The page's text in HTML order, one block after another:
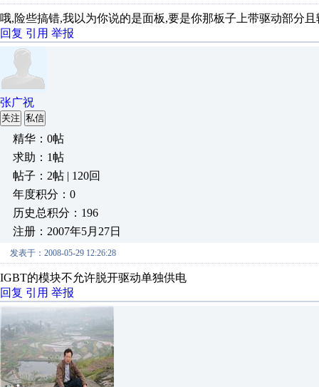
哦,险些搞错,我以为你说的是面板,要是你那板子上带驱动部分
回复 引用 举报
张广祝
关注 私信
精华：0帖
求助：1帖
帖子：2帖 | 120回
年度积分：0
历史总积分：196
注册：2007年5月27日
发表于：2008-05-29 12:26:28
IGBT的模块不允许脱开驱动单独供电
回复 引用 举报